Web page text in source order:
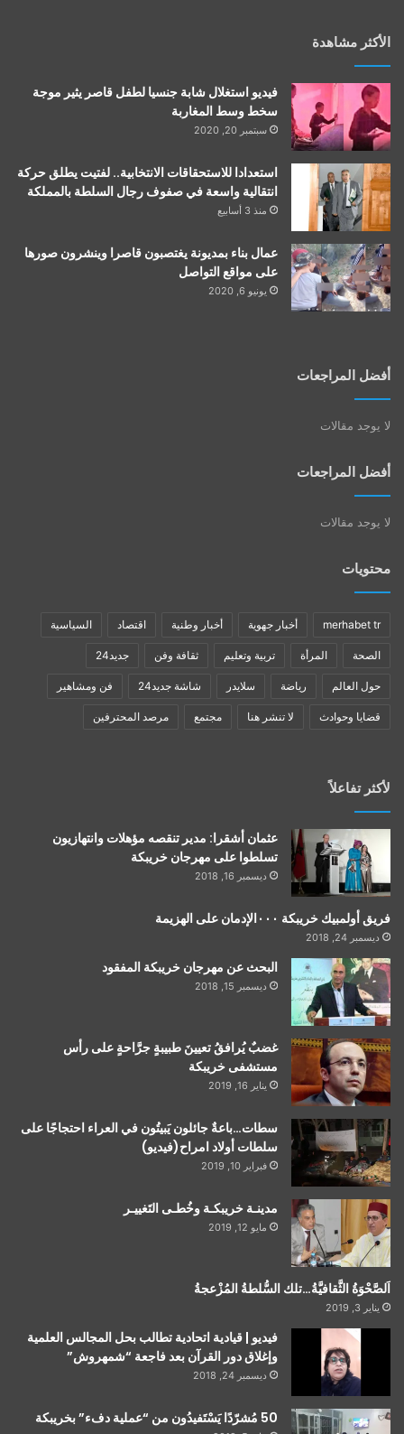
الأكثر مشاهدة
فيديو استغلال شابة جنسيا لطفل قاصر يثير موجة
سخط وسط المغاربة
سبتمبر 20, 2020
استعدادا للاستحقاقات الانتخابية.. لفتيت يطلق حركة
انتقالية واسعة في صفوف رجال السلطة بالمملكة
منذ 3 أسابيع
عمال بناء بمديونة يغتصبون قاصرا وينشرون صورها
على مواقع التواصل
يونيو 6, 2020
أفضل المراجعات
لا يوجد مقالات
أفضل المراجعات
لا يوجد مقالات
محتويات
merhabet tr أخبار جهوية أخبار وطنية اقتصاد السياسية
الصحة المرأة تربية وتعليم ثقافة وفن جديد24
حول العالم رياضة سلايدر شاشة جديد24 فن ومشاهير
قضايا وحوادث لا تنشر هنا مجتمع مرصد المحترفين
لأكثر تفاعلاً
عثمان أشقرا: مدير تنقصه مؤهلات وانتهازيون
تسلطوا على مهرجان خريبكة
ديسمبر 16, 2018
فريق أولمبيك خريبكة ٠٠٠الإدمان على الهزيمة
ديسمبر 24, 2018
البحث عن مهرجان خريبكة المفقود
ديسمبر 15, 2018
غضبٌ يُرافقُ تعيينَ طبيبةٍ جرَّاحةٍ على رأس
مستشفى خريبكة
يناير 16, 2019
سطات…باعةٌ جائلون يَبيتُون في العراء احتجاجًا على
سلطات أولاد امراح(فيديو)
فبراير 10, 2019
مدينـة خريبكـة وخُطـى التَغييـر
مايو 12, 2019
اَلصَّحْوَةُ الثَّقافيَّةُ…تلك السُّلطةُ المُزْعجةُ
يناير 3, 2019
فيديو | قيادية اتحادية تطالب بحل المجالس العلمية
وإغلاق دور القرآن بعد فاجعة “شمهروش”
ديسمبر 24, 2018
50 مُشرّدًا يَسْتَفيدُون من “عملية دفء” بخريبكة